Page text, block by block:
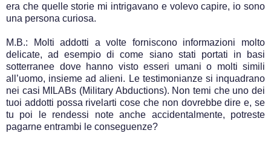
era che quelle storie mi intrigavano e volevo capire, io sono
una persona curiosa.
M.B.: Molti addotti a volte forniscono informazioni molto
delicate, ad esempio di come siano stati portati in basi
sotterranee dove hanno visto esseri umani o molti simili
all’uomo, insieme ad alieni. Le testimonianze si inquadrano
nei casi MILABs (Military Abductions). Non temi che uno dei
tuoi addotti possa rivelarti cose che non dovrebbe dire e, se
tu poi le rendessi note anche accidentalmente, potreste
pagarne entrambi le conseguenze?